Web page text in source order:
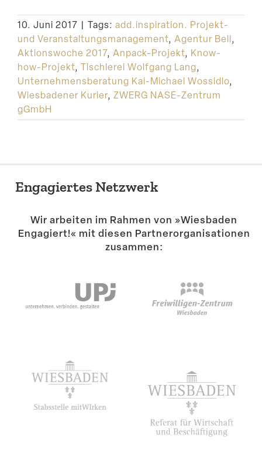
Suche
10. Juni 2017 | Tags: add.inspiration. Projekt-
und Veranstaltungsmanagement, Agentur Bell,
Aktionswoche 2017, Anpack-Projekt, Know-
how-Projekt, Tischlerei Wolfgang Lang,
Unternehmensberatung Kai-Michael Wossidlo,
Wiesbadener Kurier, ZWERG NASE-Zentrum
gGmbH
Engagiertes Netzwerk
Wir arbeiten im Rahmen von »Wiesbaden
Engagiert!« mit diesen Partner­or­ga­ni­sa­tionen
zusammen: